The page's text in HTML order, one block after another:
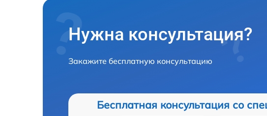
Нужна консультация?
Закажите бесплатную консультацию
Бесплатная консультация со